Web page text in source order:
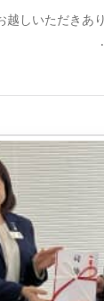
越しいただきあ